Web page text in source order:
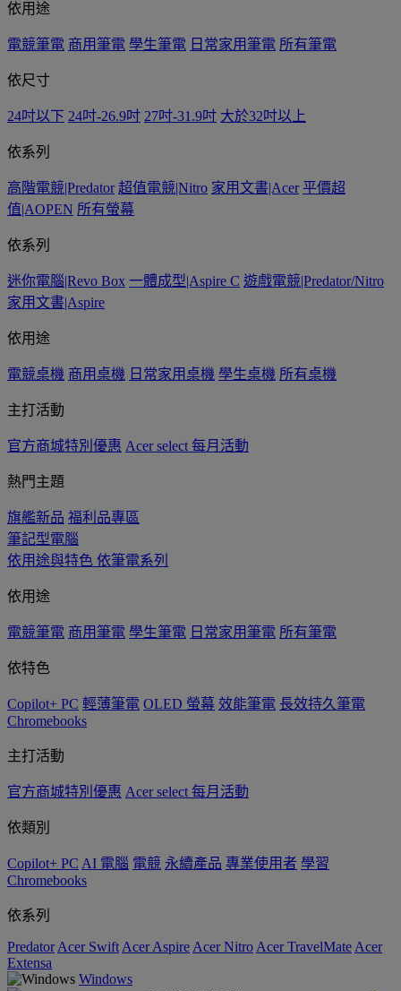
依用途
電競筆電 商用筆電 學生筆電 日常家用筆電 所有筆電
依尺寸
24吋以下 24吋-26.9吋 27吋-31.9吋 大於32吋以上
依系列
高階電競|Predator 超值電競|Nitro 家用文書|Acer 平價超
值|AOPEN 所有螢幕
依系列
迷你電腦|Revo Box 一體成型|Aspire C 遊戲電競|Predator/Nitro
家用文書|Aspire
依用途
電競桌機 商用桌機 日常家用桌機 學生桌機 所有桌機
主打活動
官方商城特別優惠 Acer select 每月活動
熱門主題
旗艦新品 福利品專區
筆記型電腦
依用途與特色 依筆電系列
依用途
電競筆電 商用筆電 學生筆電 日常家用筆電 所有筆電
依特色
Copilot+ PC 輕薄筆電 OLED 螢幕 效能筆電 長效持久筆電
Chromebooks
主打活動
官方商城特別優惠 Acer select 每月活動
依類別
Copilot+ PC AI 電腦 電競 永續產品 專業使用者 學習
Chromebooks
依系列
Predator Acer Swift Acer Aspire Acer Nitro Acer TravelMate Acer
Extensa
Windows